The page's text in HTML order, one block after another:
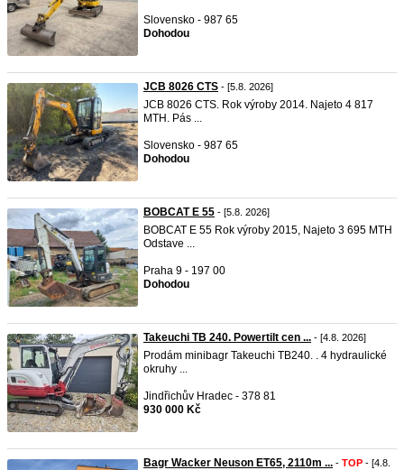
Slovensko - 987 65
Dohodou
JCB 8026 CTS - [5.8. 2026]
JCB 8026 CTS. Rok výroby 2014. Najeto 4 817
MTH. Pás ...
Slovensko - 987 65
Dohodou
BOBCAT E 55 - [5.8. 2026]
BOBCAT E 55 Rok výroby 2015, Najeto 3 695 MTH
Odstave ...
Praha 9 - 197 00
Dohodou
Takeuchi TB 240. Powertilt cen ... - [4.8. 2026]
Prodám minibagr Takeuchi TB240. . 4 hydraulické
okruhy ...
Jindřichův Hradec - 378 81
930 000 Kč
Bagr Wacker Neuson ET65, 2110m ... - TOP - [4.8.